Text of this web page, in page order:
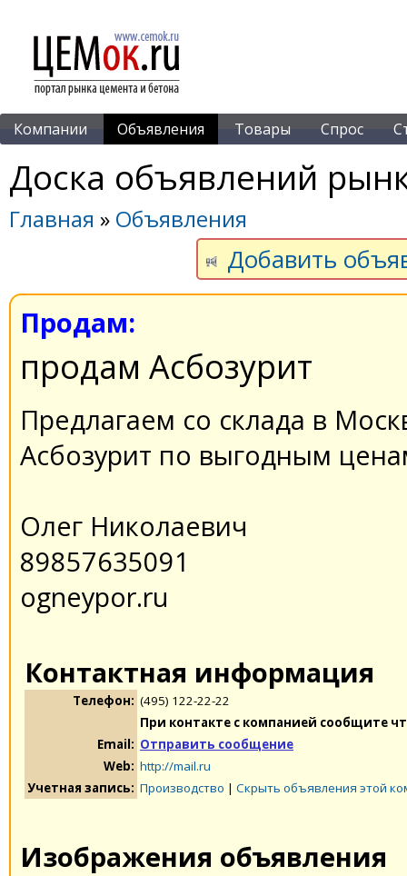
Компании Объявления Товары Спрос
Доска объявлений
Главная » Объявления
Добавить
Продам:
продам Асбозурит
Предлагаем со склада в
Асбозурит по выгодным
Олег Николаевич
89857635091
ogneypor.ru
Контактная информация
Телефон: (495) 122-22-22
При контакте с компанией сообщите
Email: Отправить сообщение
Web: http://mail.ru
Учетная запись: Производство | Скрыть объявления этой
Изображения объявления